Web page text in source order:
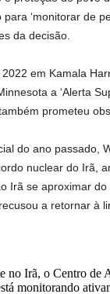
‘monitorar de
da decisão.
em Kamala
a ‘Alerta
prometeu
do ano passado,
nuclear do Irã,
Irã se aproximar
a retornar à
no Irã, o Centro de
monitorando